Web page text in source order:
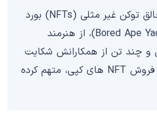
یوگا لبز (Yuga Labs)، خالق توکن غیر مثلی (NFTs) بورد
ایپ یات کلاب (Bored Ape Yacht Club)، از هنرمند
و چند تن از همکارانش شکایت
کرده و آنها را به تولید و فروش NFT های کپی، متهم کرده